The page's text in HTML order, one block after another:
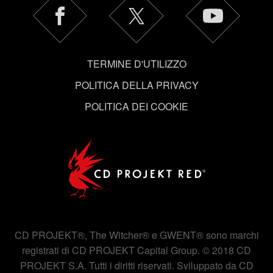
Tutti i dettagli su come utilizziamo i cookie e su come
impostare le tue preferenze sono disponibili nel menu
TERMINE D'UTILIZZO
POLITICA DELLA PRIVACY
POLITICA DEI COOKIE
CD PROJEKT®, The Witcher® e GWENT® sono marchi
registrati di CD PROJEKT Capital Group. © 2018 CD
PROJEKT S.A. Tutti i diritti riservati. Sviluppato da CD